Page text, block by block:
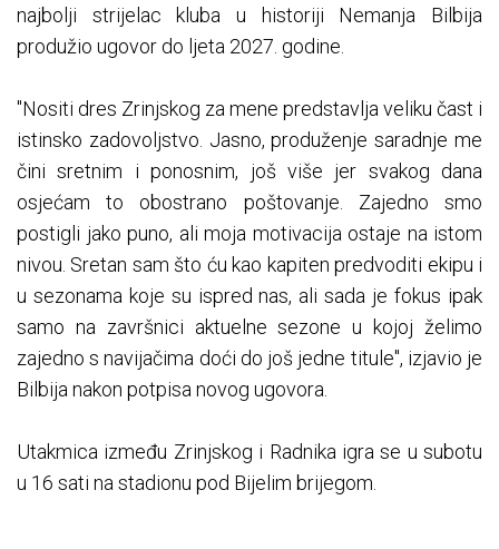
najbolji strijelac kluba u historiji Nemanja Bilbija
produžio ugovor do ljeta 2027. godine.
"Nositi dres Zrinjskog za mene predstavlja veliku čast i
istinsko zadovoljstvo. Jasno, produženje saradnje me
čini sretnim i ponosnim, još više jer svakog dana
osjećam to obostrano poštovanje. Zajedno smo
postigli jako puno, ali moja motivacija ostaje na istom
nivou. Sretan sam što ću kao kapiten predvoditi ekipu i
u sezonama koje su ispred nas, ali sada je fokus ipak
samo na završnici aktuelne sezone u kojoj želimo
zajedno s navijačima doći do još jedne titule", izjavio je
Bilbija nakon potpisa novog ugovora.
Utakmica između Zrinjskog i Radnika igra se u subotu
u 16 sati na stadionu pod Bijelim brijegom.